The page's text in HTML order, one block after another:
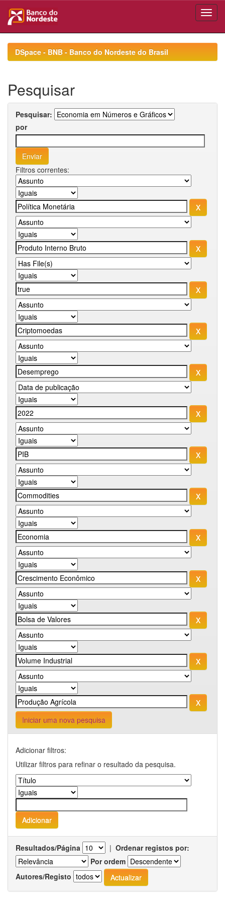
navigationDSpace - BNB - Banco do Nordeste do Brasil
Pesquisar
Pesquisar:
por
Filtros correntes:
Iniciar uma nova pesquisa
Adicionar filtros:
Utilizar filtros para refinar o resultado da pesquisa.
Resultados/Página | Ordenar registos por:
Por ordem
Autores/Registo